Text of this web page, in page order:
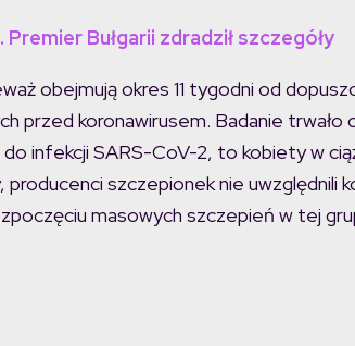
Bułgarii zdradził szczegóły
obejmują okres 11 tygodni od
przed koronawirusem. Badanie trwało
infekcji SARS-CoV-2, to kobiety w
szczepionek nie uwzględnili
masowych szczepień w tej